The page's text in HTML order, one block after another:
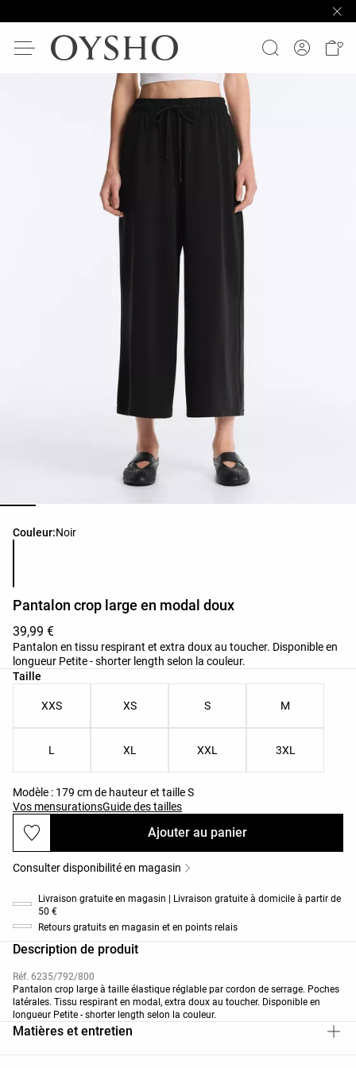
Couleur:Noir
Liste des couleurs du produit
Pantalon crop large en modal doux
39,99 €
Pantalon en tissu respirant et extra doux au toucher. Disponible en
longueur Petite - shorter length selon la couleur.
Taille
Liste des tailles du produit
XXS XS S M
L XL XXL 3XL
Modèle : 179 cm de hauteur et taille S
Vos mensurationsGuide des tailles
Ajouter au panier
Consulter disponibilité en magasin
Livraison gratuite en magasin | Livraison gratuite à domicile à partir de
50 €
Retours gratuits en magasin et en points relais
Description de produit
Réf. 6235/792/800
Pantalon crop large à taille élastique réglable par cordon de serrage. Poches
latérales. Tissu respirant en modal, extra doux au toucher. Disponible en
longueur Petite - shorter length selon la couleur.
Matières et entretien